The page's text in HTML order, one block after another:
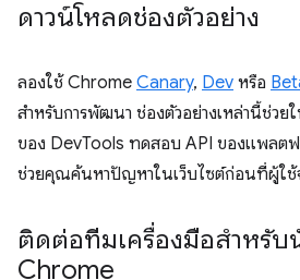
ดาวน์โหลดช่องตัวอย่าง
ลองใช้ Chrome Canary, Dev หรือ
สำหรับการพัฒนา ช่องตัวอย่างเหล่านี้ช่วย
ของ DevTools ทดสอบ API ของแพลต
ช่วยคุณค้นหาปัญหาในเว็บไซต์ก่อนที่ผู้ใ
ติดต่อทีมเครื่องมือสำหรั
Chrome